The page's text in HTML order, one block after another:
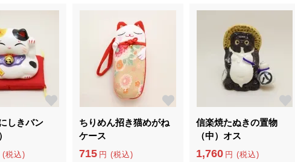
しきバン
(税込)
ちりめん招き猫めがね
ケース
715 円 (税込)
信楽焼たぬきの置物
（中）オス
1,760 円 (税込)